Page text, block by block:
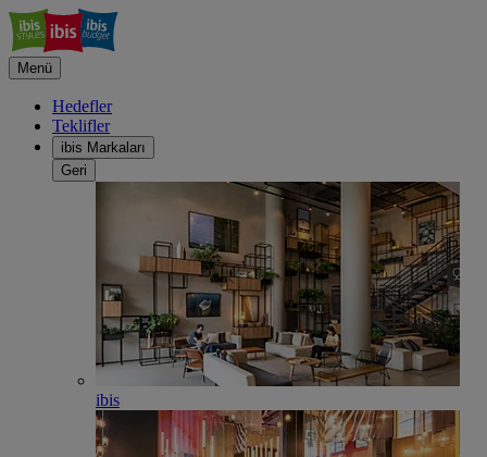
Menü
Hedefler
Teklifler
ibis Markaları
Geri
ibis